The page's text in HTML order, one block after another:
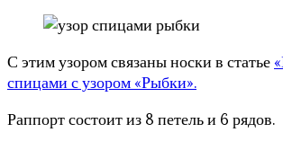
С этим узором связаны носки в статье
спицами с узором «Рыбки».
Раппорт состоит из 8 петель и 6 рядов.